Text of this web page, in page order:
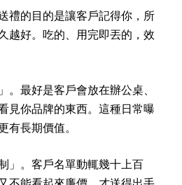
禮的目的是讓客戶記得你，所
越好。吃的、用完即丟的，效
。最好是客戶會放在辦公桌、
見你品牌的東西。這種日常曝
有長期價值。
」。客戶名單動輒幾十上百